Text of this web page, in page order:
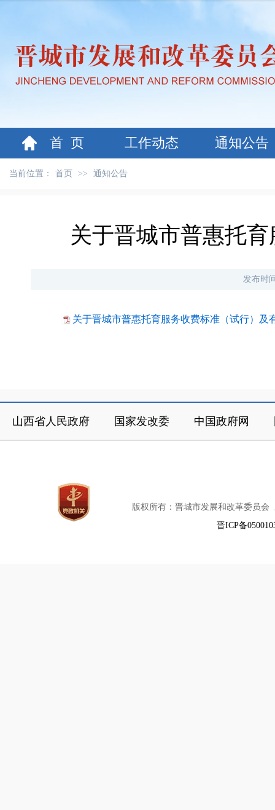
首 页 工作动态 通知公告
当前位置： 首页 >> 通知公告
关于晋城市普惠托
发布时
关于晋城市普惠托育服务收费标准（试行）及
山西省人民政府 国家发改委 中国政府网
版权所有：晋城市发展和改革委员会
晋ICP备